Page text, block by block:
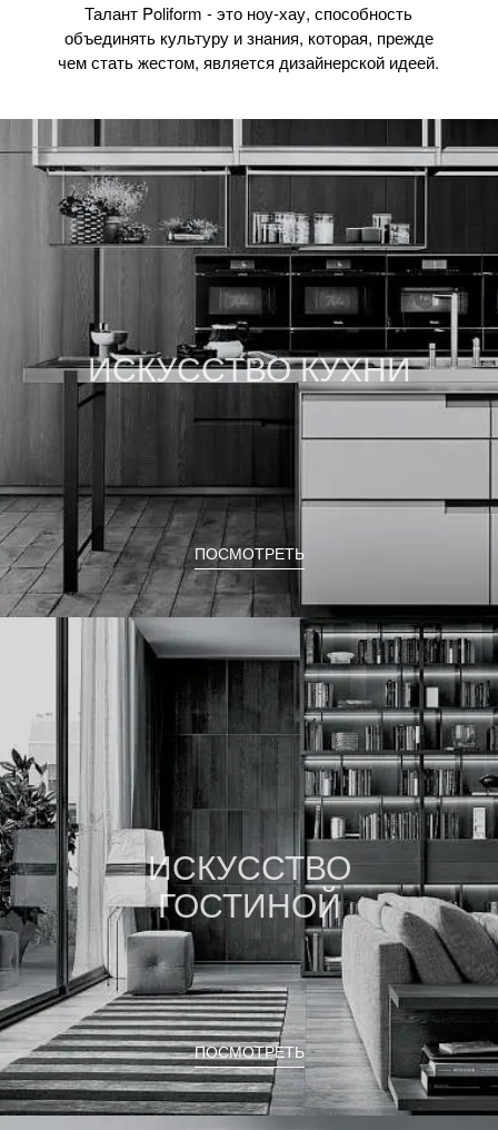
Талант Poliform - это ноу-хау, способность
объединять культуру и знания, которая, прежде
чем стать жестом, является дизайнерской идеей.
ИСКУССТВО КУХНИ
ПОСМОТРЕТЬ
ИСКУССТВО
ГОСТИНОЙ
ПОСМОТРЕТЬ